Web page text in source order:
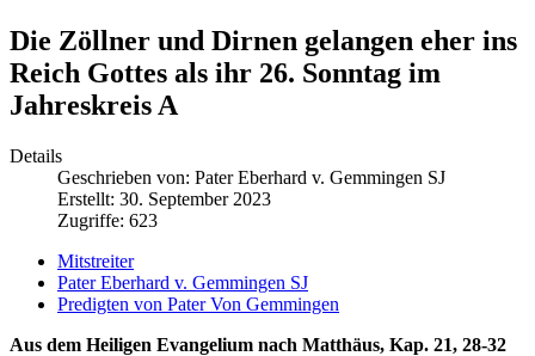
Die Zöllner und Dirnen gelangen eher ins
Reich Gottes als ihr 26. Sonntag im
Jahreskreis A
Details
Geschrieben von: Pater Eberhard v. Gemmingen SJ
Erstellt: 30. September 2023
Zugriffe: 623
Mitstreiter
Pater Eberhard v. Gemmingen SJ
Predigten von Pater Von Gemmingen
Aus dem Heiligen Evangelium nach Matthäus, Kap. 21, 28-32